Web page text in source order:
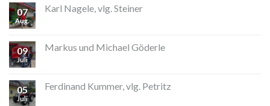
07
Aug.
Karl Nagele, vlg. Steiner
09
Juli
Markus und Michael Göderle
05
Juli
Ferdinand Kummer, vlg. Petritz